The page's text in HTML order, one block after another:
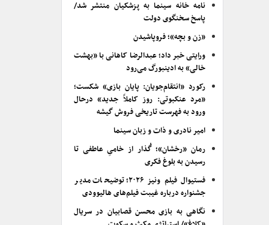
نامه خانه سینما به پزشکیان منتشر شد/
پاسخ سخنگوی دولت
«زن و بچه»؛ فروپاشیدن
ورایتی خبر داد؛ عبدالرضا کاهانی با «بهشت
خالی» به ادینبورگ می‌رود
رکورد «انتقام‌جویان: پایان بازی» شکست؛
«مرد عنکبوتی: روز کاملاً جدید» درحال
ورود به فهرست تاریخی فروش گیشه
امیر نادری و ذات و زبان سینما
رمان «رخشان»؛ گُذار از خامیِ عاطفی تا
رسیدن به بلوغ فکری
فستیوال فیلم ونیز ۲۰۲۶؛ توضیحات مدیر
جشنواره درباره غیبت فیلم‌های هالیوودی
نگاهی به بازی محسن قصابیان در سریال